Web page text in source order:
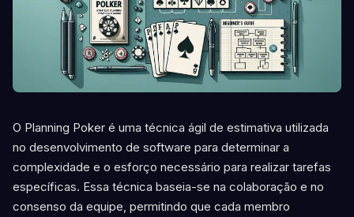
O Planning Poker é uma técnica ágil de estimativa utilizada
no desenvolvimento de software para determinar a
complexidade e o esforço necessário para realizar tarefas
específicas. Essa técnica baseia-se na colaboração e no
consenso da equipe, permitindo que cada membro